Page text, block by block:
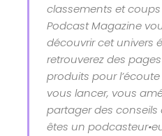
classements et
Podcast Magazine
découvrir cet univers
retrouverez des
produits pour
vous lancer, vous
partager des conseils
êtes un